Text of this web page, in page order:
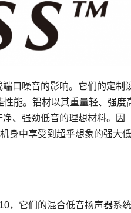
口噪音的影响。它们的定制
能。铝材以其重量轻、强度
、强劲低音的理想材料。因
身中享受到超乎想象的强大低
，它们的混合低音扬声器系统